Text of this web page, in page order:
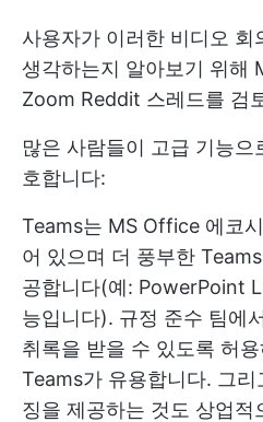
사용자가 이러한 비디오 회
생각하는지 알아보기 위해
Zoom Reddit 스레드를 검
많은 사람들이 고급 기능으
호합니다:
Teams는 MS Office 에코
어 있으며 더 풍부한
공합니다(예: PowerPoint
능입니다). 규정 준수 팀에
취록을 받을 수 있도록 허
Teams가 유용합니다. 그
징을 제공하는 것도 상업적